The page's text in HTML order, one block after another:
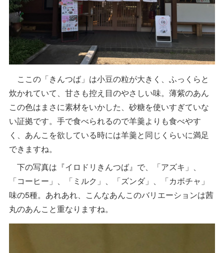
ここの「きんつば」は小豆の粒が大きく、ふっくらと
炊かれていて、甘さも控え目のやさしい味。薄紫のあん
この色はまさに素材をいかした、砂糖を使いすぎていな
い証拠です。手で食べられるので羊羹よりも食べやす
く、あんこを欲している時には羊羹と同じくらいに満足
できますね。
下の写真は『イロドリきんつば』で、「アズキ」、
「コーヒー」、「ミルク」、「ズンダ」、「カボチャ」
味の5種。あれあれ、こんなあんこのバリエーションは茜
丸のあんこと重なりますね。